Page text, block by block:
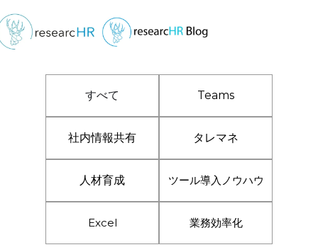
すべて Teams
社内情報共有 タレマネ
人材育成 ツール導入ノウハウ
Excel 業務効率化